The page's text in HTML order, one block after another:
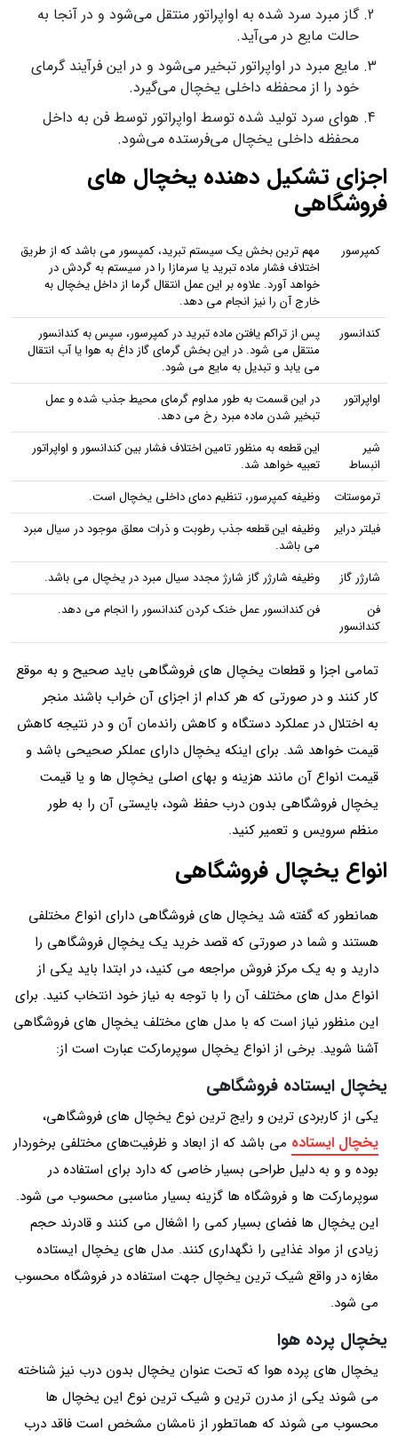
گاز مبرد سرد شده به اواپراتور منتقل می‌شود و در آنجا به
حالت مایع در می‌آید.
مایع مبرد در اواپراتور تبخیر می‌شود و در این فرآیند گرمای
خود را از محفظه داخلی یخچال می‌گیرد.
هوای سرد تولید شده توسط اواپراتور توسط فن به داخل
محفظه داخلی یخچال می‌فرستده می‌شود.
اجزای تشکیل دهنده یخچال های
فروشگاهی
کمپرسور
مهم ترین بخش یک سیستم تبرید، کمپسور می باشد که از طریق
اختلاف فشار ماده تبرید یا سرمازا را در سیستم به گردش در
خواهد آورد. علاوه بر این عمل انتقال گرما از داخل یخچال به
خارج آن را نیز انجام می دهد.
کندانسور
پس از تراکم یافتن ماده تبرید در کمپرسور، سپس به کندانسور
منتقل می شود. در این بخش گرمای گاز داغ به هوا یا آب انتقال
می یابد و تبدیل به مایع می شود.
اواپراتور
در این قسمت به طور مداوم گرمای محیط جذب شده و عمل
تبخیر شدن ماده مبرد رخ می دهد.
شیر
انبساط
این قطعه به منظور تامین اختلاف فشار بین کندانسور و اواپراتور
تعبیه خواهد شد.
ترموستات
وظیفه کمپرسور، تنظیم دمای داخلی یخچال است.
فیلتر درایر
وظیفه این قطعه جذب رطوبت و ذرات معلق موجود در سیال مبرد
می باشد.
شارژر گاز
وظیفه شارژر گاز شارژ مجدد سیال مبرد در یخچال می باشد.
فن
کندانسور
فن کندانسور عمل خنک کردن کندانسور را انجام می دهد.
تمامی اجزا و قطعات یخچال های فروشگاهی باید صحیح و به موقع
کار کنند و در صورتی که هر کدام از اجزای آن خراب باشند منجر
به اختلال در عملکرد دستگاه و کاهش راندمان آن و در نتیجه کاهش
قیمت خواهد شد. برای اینکه یخچال دارای عملکر صحیحی باشد و
قیمت انواع آن مانند هزینه و بهای اصلی یخچال ها و یا قیمت
یخچال فروشگاهی بدون درب حفظ شود، بایستی آن را به طور
منظم سرویس و تعمیر کنید.
انواع یخچال فروشگاهی
همانطور که گفته شد یخچال های فروشگاهی دارای انواع مختلفی
هستند و شما در صورتی که قصد خرید یک یخچال فروشگاهی را
دارید و به یک مرکز فروش مراجعه می کنید، در ابتدا باید یکی از
انواع مدل های مختلف آن را با توجه به نیاز خود انتخاب کنید. برای
این منظور نیاز است که با مدل های مختلف یخچال های فروشگاهی
آشنا شوید. برخی از انواع یخچال سوپرمارکت عبارت است از:
یخچال ایستاده فروشگاهی
یکی از کاربردی ترین و رایج ترین نوع یخچال های فروشگاهی،
یخچال ایستاده می باشد که از ابعاد و ظرفیت‌های مختلفی برخوردار
بوده و و به دلیل طراحی بسیار خاصی که دارد برای استفاده در
سوپرمارکت ها و فروشگاه ها گزینه بسیار مناسبی محسوب می شود.
این یخچال ها فضای بسیار کمی را اشغال می کنند و قادرند حجم
زیادی از مواد غذایی را نگهداری کنند. مدل های یخچال ایستاده
مغازه در واقع شیک ترین یخچال جهت استفاده در فروشگاه محسوب
می شود.
یخچال پرده هوا
یخچال های پرده هوا که تحت عنوان یخچال بدون درب نیز شناخته
می شوند یکی از مدرن ترین و شیک ترین نوع این یخچال ها
محسوب می شوند که هماتطور از نامشان مشخص است فاقد درب